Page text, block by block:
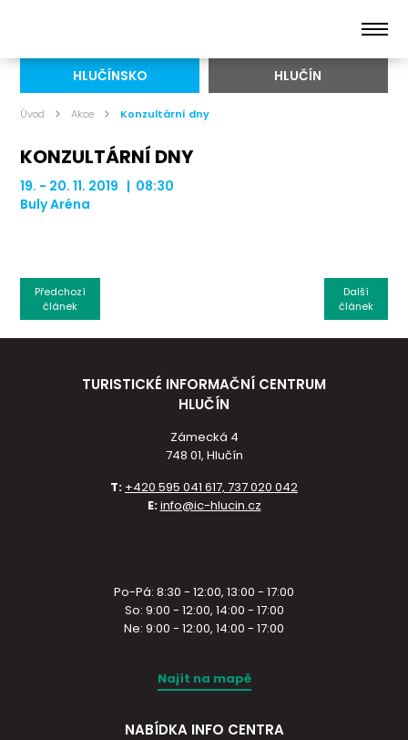
HLUČÍNSKO HLUČÍN
Úvod Akce Konzultární dny
KONZULTÁRNÍ DNY
19. - 20. 11. 2019 | 08:30
Buly Aréna
Další
článek
Předchozí
článek
TURISTICKÉ INFORMAČNÍ CENTRUM
HLUČÍN
Zámecká 4
748 01, Hlučín
T: +420 595 041 617, 737 020 042
E:info@ic-hlucin.cz
Po-Pá: 8:30 - 12:00, 13:00 - 17:00
So: 9:00 - 12:00, 14:00 - 17:00
Ne: 9:00 - 12:00, 14:00 - 17:00
Najít na mapě
NABÍDKA INFO CENTRA